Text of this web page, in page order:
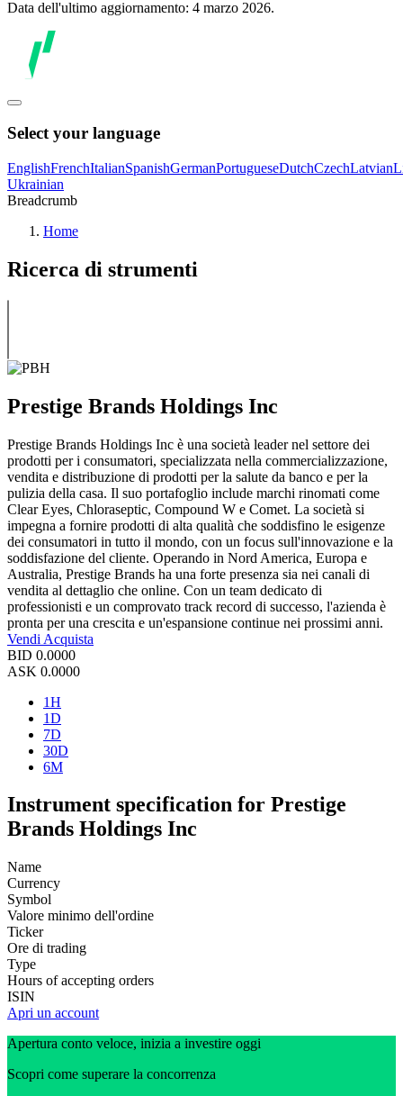
Data dell'ultimo aggiornamento: 4 marzo 2026.
Select your language
EnglishFrenchItalianSpanishGermanPortugueseDutchCzechLatvian
Ukrainian
Breadcrumb
Home
Ricerca di strumenti
Prestige Brands Holdings Inc
Prestige Brands Holdings Inc è una società leader nel settore dei
prodotti per i consumatori, specializzata nella commercializzazione,
vendita e distribuzione di prodotti per la salute da banco e per la
pulizia della casa. Il suo portafoglio include marchi rinomati come
Clear Eyes, Chloraseptic, Compound W e Comet. La società si
impegna a fornire prodotti di alta qualità che soddisfino le esigenze
dei consumatori in tutto il mondo, con un focus sull'innovazione e la
soddisfazione del cliente. Operando in Nord America, Europa e
Australia, Prestige Brands ha una forte presenza sia nei canali di
vendita al dettaglio che online. Con un team dedicato di
professionisti e un comprovato track record di successo, l'azienda è
pronta per una crescita e un'espansione continue nei prossimi anni.
Vendi Acquista
BID 0.0000
ASK 0.0000
1H
1D
7D
30D
6M
Instrument specification for Prestige
Brands Holdings Inc
Name
Currency
Symbol
Valore minimo dell'ordine
Ticker
Ore di trading
Type
Hours of accepting orders
ISIN
Apri un account
Apertura conto veloce, inizia a investire oggi
Scopri come superare la concorrenza